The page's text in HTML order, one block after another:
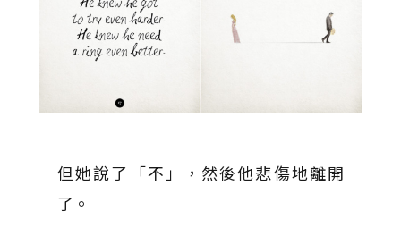
但她說了「不」，然後他悲傷地離開
了。